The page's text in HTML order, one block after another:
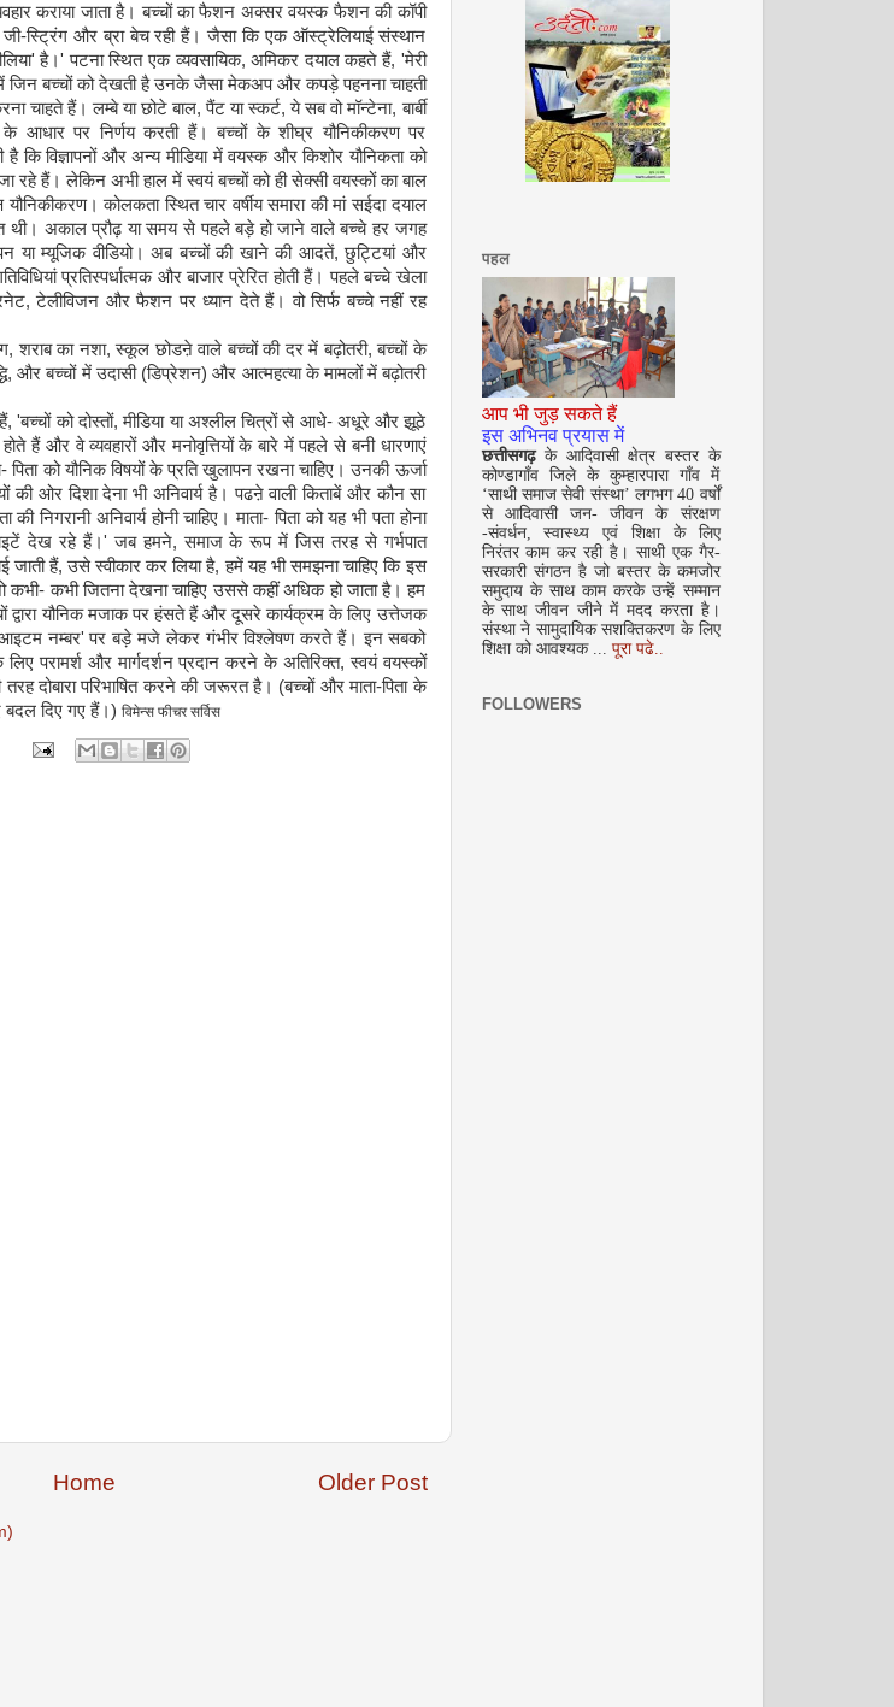
कराया जाता है। बच्चों का फैशन अक्सर वयस्क फैशन की कॉपी
स्ट्रिंग और ब्रा बेच रही हैं। जैसा कि एक ऑस्ट्रेलियाई संस्थान
है।' पटना स्थित एक व्यवसायिक, अमिकर दयाल कहते हैं, 'मेरी
जिन बच्चों को देखती है उनके जैसा मेकअप और कपड़े पहनना चाहती
चाहते हैं। लम्बे या छोटे बाल, पैंट या स्कर्ट, ये सब वो मॉन्टेना, बार्बी
आधार पर निर्णय करती हैं। बच्चों के शीघ्र यौनिकीकरण पर
है कि विज्ञापनों और अन्य मीडिया में वयस्क और किशोर यौनिकता को
हैं। लेकिन अभी हाल में स्वयं बच्चों को ही सेक्सी वयस्कों का बाल
यौनिकीकरण। कोलकता स्थित चार वर्षीय समारा की मां सईदा दयाल
थी। अकाल प्रौढ़ या समय से पहले बड़े हो जाने वाले बच्चे हर जगह
या म्यूजिक वीडियो। अब बच्चों की खाने की आदतें, छुट्टियां और
प्रतिस्पर्धात्मक और बाजार प्रेरित होती हैं। पहले बच्चे खेला
टेलीविजन और फैशन पर ध्यान देते हैं। वो सिर्फ बच्चे नहीं रह
शराब का नशा, स्कूल छोडऩे वाले बच्चों की दर में बढ़ोतरी, बच्चों के
और बच्चों में उदासी (डिप्रेशन) और आत्महत्या के मामलों में बढ़ोतरी
हैं, 'बच्चों को दोस्तों, मीडिया या अश्लील चित्रों से आधे- अधूरे और झूठे
हैं और वे व्यवहारों और मनोवृत्तियों के बारे में पहले से बनी धारणाएं
को यौनिक विषयों के प्रति खुलापन रखना चाहिए। उनकी ऊर्जा
ओर दिशा देना भी अनिवार्य है। पढऩे वाली किताबें और कौन सा
निगरानी अनिवार्य होनी चाहिए। माता- पिता को यह भी पता होना
देख रहे हैं।' जब हमने, समाज के रूप में जिस तरह से गर्भपात
जाती हैं, उसे स्वीकार कर लिया है, हमें यह भी समझना चाहिए कि इस
कभी- कभी जितना देखना चाहिए उससे कहीं अधिक हो जाता है। हम
द्वारा यौनिक मजाक पर हंसते हैं और दूसरे कार्यक्रम के लिए उत्तेजक
'आइटम नम्बर' पर बड़े मजे लेकर गंभीर विश्लेषण करते हैं। इन सबको
परामर्श और मार्गदर्शन प्रदान करने के अतिरिक्त, स्वयं वयस्कों
तरह दोबारा परिभाषित करने की जरूरत है। (बच्चों और माता-पिता के
बदल दिए गए हैं।) विमेन्स फीचर सर्विस
Older Post
Home
अगस्त 2008
सितम्बर 2008
अक्टूबर 2008
पहल
आप भी जुड़ सकते हैं
इस अभिनव प्रयास में
छत्तीसगढ़के आदिवासी क्षेत्र बस्तर के
कोण्डागाँव जिले के कुम्हारपारा गाँव में
‘साथी समाज सेवी संस्था’ लगभग 40 वर्षों
से आदिवासी जन- जीवन के संरक्षण
-संवर्धन, स्वास्थ्य एवं शिक्षा के लिए
निरंतर काम कर रही है। साथी एक गैर-
सरकारी संगठन है जो बस्तर के कमजोर
समुदाय के साथ काम करके उन्हें सम्मान
के साथ जीवन जीने में मदद करता है।
संस्था ने सामुदायिक सशक्तिकरण के लिए
शिक्षा को आवश्यक ... पूरा पढे..
FOLLOWERS